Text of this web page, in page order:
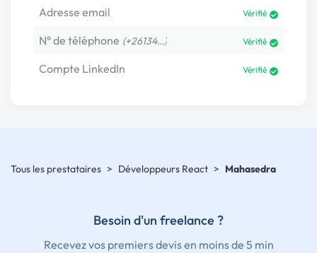
Adresse email Vérifié
N° de téléphone (+26134…) Vérifié
Compte LinkedIn Vérifié
Tous les prestataires > Développeurs React > Mahasedra
Besoin d'un freelance ?
Recevez vos premiers devis en moins de 5 min